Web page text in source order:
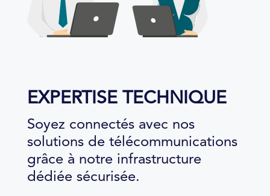
EXPERTISE TECHNIQUE
Soyez connectés avec nos
solutions de télécommunications
grâce à notre infrastructure
dédiée sécurisée.